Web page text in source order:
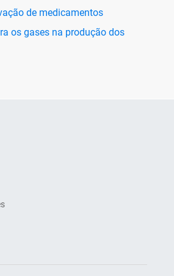
de medicamentos
os gases na produção dos